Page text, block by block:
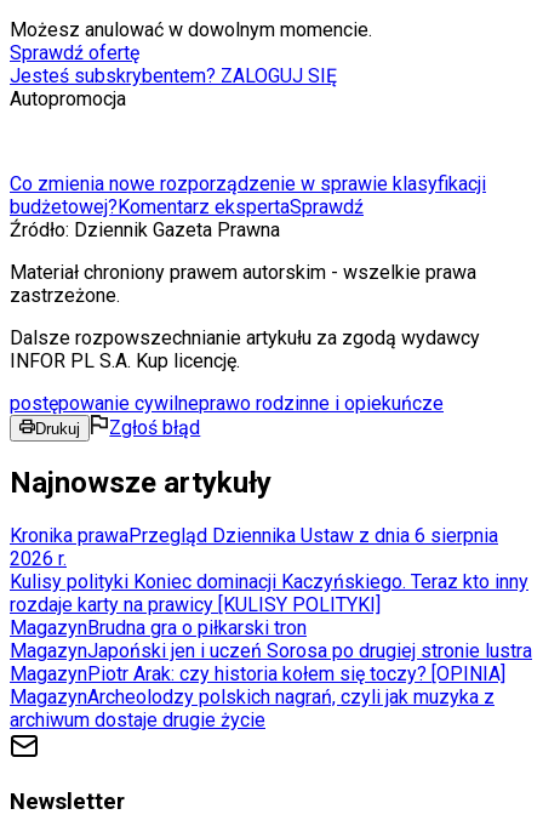
Możesz anulować w dowolnym momencie.
Sprawdź ofertę
Jesteś subskrybentem? ZALOGUJ SIĘ
Autopromocja
Co zmienia nowe rozporządzenie w sprawie klasyfikacji
budżetowej?Komentarz ekspertaSprawdź
Źródło: Dziennik Gazeta Prawna
Materiał chroniony prawem autorskim - wszelkie prawa
zastrzeżone.
Dalsze rozpowszechnianie artykułu za zgodą wydawcy
INFOR PL S.A. Kup licencję.
postępowanie cywilneprawo rodzinne i opiekuńcze
Drukuj Zgłoś błąd
Najnowsze artykuły
Kronika prawaPrzegląd Dziennika Ustaw z dnia 6 sierpnia
2026 r.
Kulisy polityki Koniec dominacji Kaczyńskiego. Teraz kto inny
rozdaje karty na prawicy [KULISY POLITYKI]
MagazynBrudna gra o piłkarski tron
MagazynJapoński jen i uczeń Sorosa po drugiej stronie lustra
MagazynPiotr Arak: czy historia kołem się toczy? [OPINIA]
MagazynArcheolodzy polskich nagrań, czyli jak muzyka z
archiwum dostaje drugie życie
Newsletter